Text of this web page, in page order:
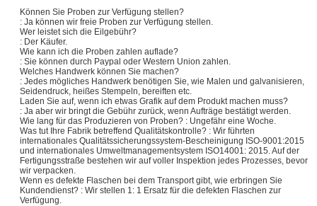
Können Sie Proben zur Verfügung stellen?
: Ja können wir freie Proben zur Verfügung stellen.
Wer leistet sich die Eilgebühr?
: Der Käufer.
Wie kann ich die Proben zahlen auflade?
: Sie können durch Paypal oder Western Union zahlen.
Welches Handwerk können Sie machen?
: Jedes mögliches Handwerk benötigen Sie, wie Malen und galvanisieren,
Seidendruck, heißes Stempeln, bereiften etc.
Laden Sie auf, wenn ich etwas Grafik auf dem Produkt machen muss?
: Ja aber wir bringt die Gebühr zurück, wenn Aufträge bestätigt werden.
Wie lang für das Produzieren von Proben? : Ungefähr eine Woche.
Was tut Ihre Fabrik betreffend Qualitätskontrolle? : Wir führten
internationales Qualitätssicherungssystem-Bescheinigung ISO-9001:2015
und internationales Umweltmanagementsystem ISO14001: 2015. Auf der
Fertigungsstraße bestehen wir auf voller Inspektion jedes Prozesses, bevor
wir verpacken.
Wenn es defekte Flaschen bei dem Transport gibt, wie erbringen Sie
Kundendienst? : Wir stellen 1: 1 Ersatz für die defekten Flaschen zur
Verfügung.